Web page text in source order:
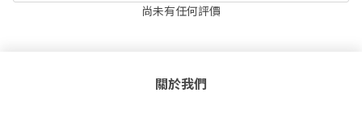
尚未有任何評價
關於我們